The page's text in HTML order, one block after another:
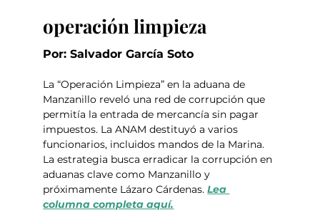
operación limpieza
Por: Salvador García Soto
La “Operación Limpieza” en la aduana de
Manzanillo reveló una red de corrupción que
permitía la entrada de mercancía sin pagar
impuestos. La ANAM destituyó a varios
funcionarios, incluidos mandos de la Marina.
La estrategia busca erradicar la corrupción en
aduanas clave como Manzanillo y
próximamente Lázaro Cárdenas. Lea
columna completa aquí.